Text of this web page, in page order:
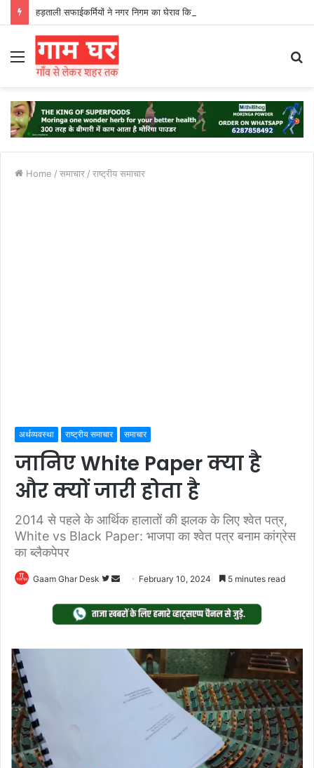
हड़ताली सफाईकर्मियों ने नगर निगम का घेराव किया’
Menu
Home / समाचार / राष्ट्रीय समाचार
अर्थव्यवस्था राष्ट्रीय समाचार समाचार
जानिए White Paper क्या है
और क्यों जारी होता है
2014 से पहले के आर्थिक हालातों की झलक के लिए श्वेत पत्र,
White vs Black Paper: भाजपा का श्वेत पत्र बनाम कांग्रेस
का ब्लैकपेपर
Gaam Ghar Desk
Follow
Twitter
Send
email
February 10, 2024 5 minutes read